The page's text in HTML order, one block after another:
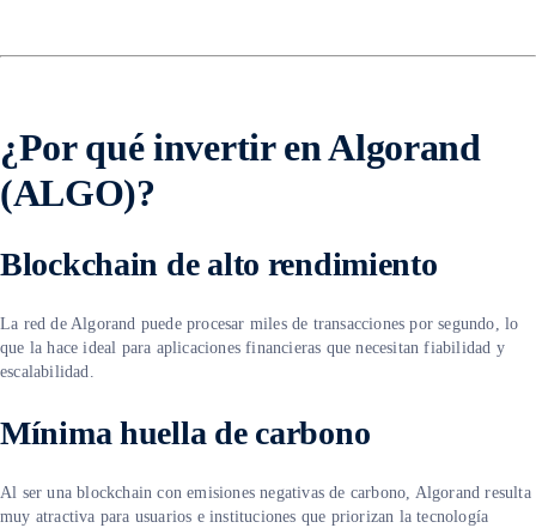
¿Por qué invertir en Algorand
(ALGO)?
Blockchain de alto rendimiento
La red de Algorand puede procesar miles de transacciones por segundo, lo
que la hace ideal para aplicaciones financieras que necesitan fiabilidad y
escalabilidad.
Mínima huella de carbono
Al ser una blockchain con emisiones negativas de carbono, Algorand resulta
muy atractiva para usuarios e instituciones que priorizan la tecnología